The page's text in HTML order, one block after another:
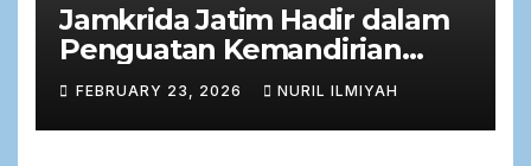
Jamkrida Jatim Hadir dalam
Penguatan Kemandirian
Ekonomi Masyarakat melalui
Zakat Produktif
FEBRUARY 23, 2026 NURIL ILMIYAH